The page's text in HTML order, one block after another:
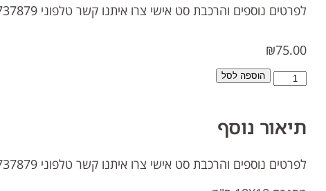
לפרטים נוספים והרכבת סט אישי צרו איתנו קשר טלפוני 09-7737879
₪75.00
הוספה לסל
תיאור נוסף
לפרטים נוספים והרכבת סט אישי צרו איתנו קשר טלפוני 09-7737879